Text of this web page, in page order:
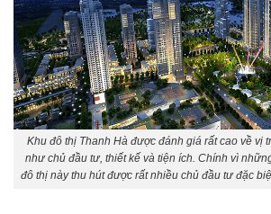
Khu đô thị Thanh Hà được đánh giá rất cao về vị
như chủ đầu tư, thiết kế và tiện ích. Chính vì
đô thị này thu hút được rất nhiều chủ đầu tư đặc